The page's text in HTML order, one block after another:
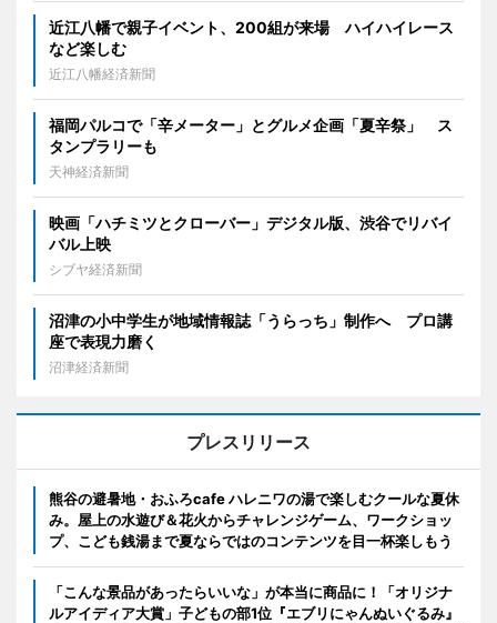
近江八幡で親子イベント、200組が来場 ハイハイレース
など楽しむ
近江八幡経済新聞
福岡パルコで「辛メーター」とグルメ企画「夏辛祭」 ス
タンプラリーも
天神経済新聞
映画「ハチミツとクローバー」デジタル版、渋谷でリバイ
バル上映
シブヤ経済新聞
沼津の小中学生が地域情報誌「うらっち」制作へ プロ講
座で表現力磨く
沼津経済新聞
プレスリリース
熊谷の避暑地・おふろcafe ハレニワの湯で楽しむクールな夏休
み。屋上の水遊び＆花火からチャレンジゲーム、ワークショッ
プ、こども銭湯まで夏ならではのコンテンツを目一杯楽しもう
「こんな景品があったらいいな」が本当に商品に！「オリジナ
ルアイディア大賞」子どもの部1位『エブリにゃんぬいぐるみ』